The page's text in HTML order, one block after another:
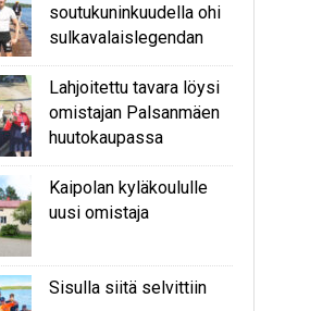
soutukuninkuudella ohi
sulkavalaislegendan
Lahjoitettu tavara löysi
omistajan Palsanmäen
huutokaupassa
Kaipolan kyläkoululle
uusi omistaja
Sisulla siitä selvittiin